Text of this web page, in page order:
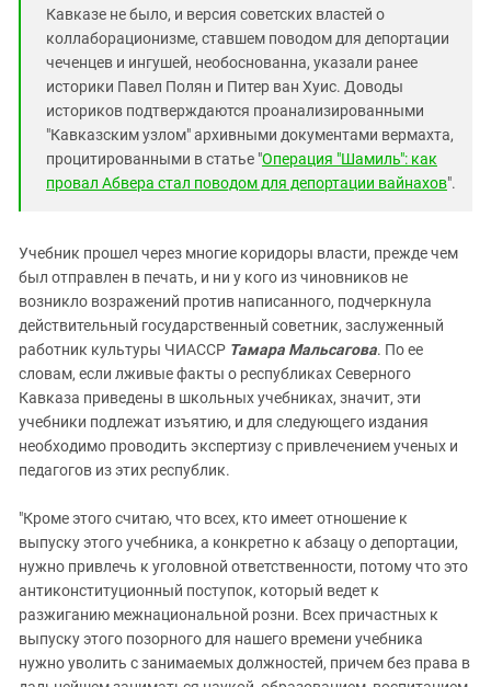
Кавказе не было, и версия советских властей о
коллаборационизме, ставшем поводом для депортации
чеченцев и ингушей, необоснованна, указали ранее
историки Павел Полян и Питер ван Хуис. Доводы
историков подтверждаются проанализированными
"Кавказским узлом" архивными документами вермахта,
процитированными в статье "Операция "Шамиль": как
провал Абвера стал поводом для депортации вайнахов".
Учебник прошел через многие коридоры власти, прежде чем
был отправлен в печать, и ни у кого из чиновников не
возникло возражений против написанного, подчеркнула
действительный государственный советник, заслуженный
работник культуры ЧИАССР Тамара Мальсагова. По ее
словам, если лживые факты о республиках Северного
Кавказа приведены в школьных учебниках, значит, эти
учебники подлежат изъятию, и для следующего издания
необходимо проводить экспертизу с привлечением ученых и
педагогов из этих республик.
"Кроме этого считаю, что всех, кто имеет отношение к
выпуску этого учебника, а конкретно к абзацу о депортации,
нужно привлечь к уголовной ответственности, потому что это
антиконституционный поступок, который ведет к
разжиганию межнациональной розни. Всех причастных к
выпуску этого позорного для нашего времени учебника
нужно уволить с занимаемых должностей, причем без права в